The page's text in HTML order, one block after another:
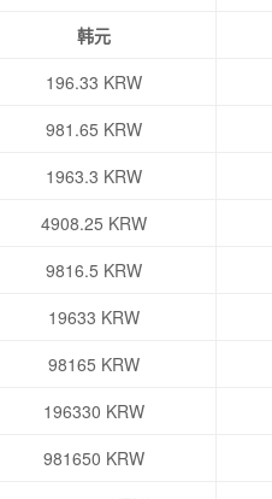
韩元
196.33 KRW
981.65 KRW
1963.3 KRW
4908.25 KRW
9816.5 KRW
19633 KRW
98165 KRW
196330 KRW
981650 KRW